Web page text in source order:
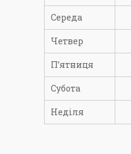
Середа
Четвер
П’ятниця
Субота
Неділя